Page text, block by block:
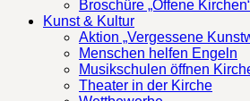
Broschüre „Offene
Kunst & Kultur
Aktion „Vergessene
Menschen helfen Engeln
Musikschulen öffnen
Theater in der Kirche